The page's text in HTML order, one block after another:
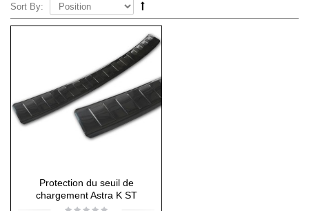
Sort By:
Protection du seuil de
chargement Astra K ST